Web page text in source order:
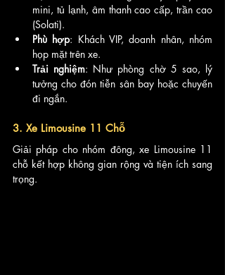
mini, tủ lạnh, âm thanh cao cấp, trần cao
(Solati).
Phù hợp: Khách VIP, doanh nhân, nhóm
họp mặt trên xe.
Trải nghiệm: Như phòng chờ 5 sao, lý
tưởng cho đón tiễn sân bay hoặc chuyến
đi ngắn.
3. Xe Limousine 11 Chỗ
Giải pháp cho nhóm đông, xe Limousine 11
chỗ kết hợp không gian rộng và tiện ích sang
trọng.